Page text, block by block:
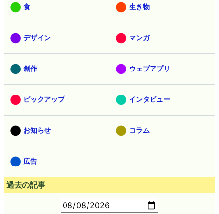
食 生き物
デザイン マンガ
創作 ウェブアプリ
ピックアップ インタビュー
お知らせ コラム
広告
過去の記事